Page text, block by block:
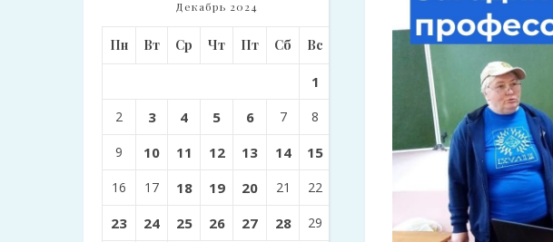
Декабрь 2024
Пн Вт Ср Чт Пт Сб Вс
1
2 3 4 5 6 7 8
9 10 11 12 13 14 15
16 17 18 19 20 21 22
23 24 25 26 27 28 29